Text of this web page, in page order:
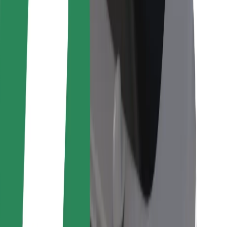
Per corrieri
Bolt Food
Per i proprietari di flotta
Per ristoranti
Bolt per le aziende
Fornitori
Termini e condizioni
Cookies
Sicurezza
Fai una corsa in pochi minuti!